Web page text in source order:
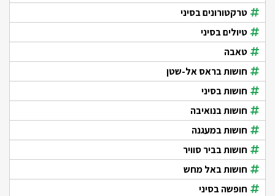
טרקטורונים בסיני
טיולים בסיני
טאבה
חושות בראס אל-שטן
חושות בסיני
חושות בנואיבה
חושות במעגנה
חושות בביר סוויר
חושות באל מחש
חופשה בסיני